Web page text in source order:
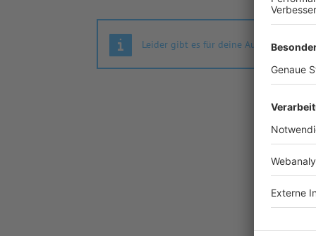
Leider gibt es für deine Auswahl keine